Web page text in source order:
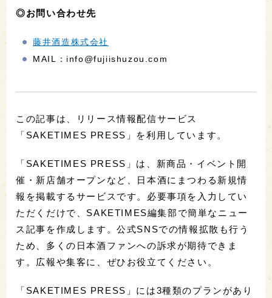
◎お問い合わせ先
藤井酒造株式会社
MAIL：info@fujiishuzou.com
この記事は、リリース情報配信サービス
「SAKETIMES PRESS」を利用しています。
「SAKETIMES PRESS」は、新商品・イベント開
催・新店舗オープンなど、日本酒にまつわる新規情
報を掲載するサービスです。必要事項を入力してい
ただくだけで、SAKETIMES編集部で簡単なニュー
ス記事を作成します。公式SNSでの情報拡散も行う
ため、多くの日本酒ファンへの訴求が期待できま
す。広報や集客に、ぜひお役立てください。
「SAKETIMES PRESS」には3種類のプランがあり